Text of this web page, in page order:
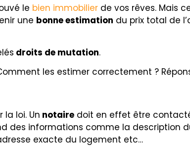
le bien immobilier de vos rêves. Mais
une bonne estimation du prix total de
droits de mutation.
les estimer correctement ?
loi. Un notaire doit en effet être
des informations comme la description
exacte du logement etc…